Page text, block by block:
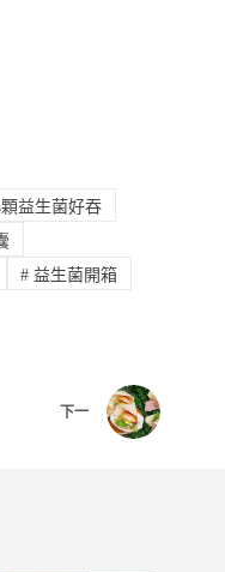
益生菌好吞
# 益生菌開箱
下一